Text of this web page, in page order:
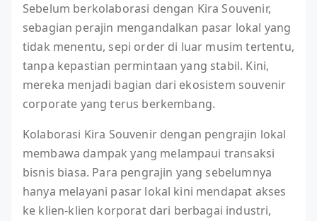
Sebelum berkolaborasi dengan Kira Souvenir,
sebagian perajin mengandalkan pasar lokal yang
tidak menentu, sepi order di luar musim tertentu,
tanpa kepastian permintaan yang stabil. Kini,
mereka menjadi bagian dari ekosistem souvenir
corporate yang terus berkembang.
Kolaborasi Kira Souvenir dengan pengrajin lokal
membawa dampak yang melampaui transaksi
bisnis biasa. Para pengrajin yang sebelumnya
hanya melayani pasar lokal kini mendapat akses
ke klien-klien korporat dari berbagai industri,